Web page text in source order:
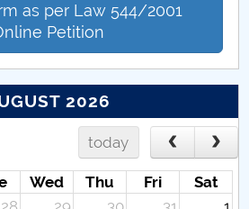
as per Law 544/2001
Petition
2026
today
Wed Thu Fri
Sat